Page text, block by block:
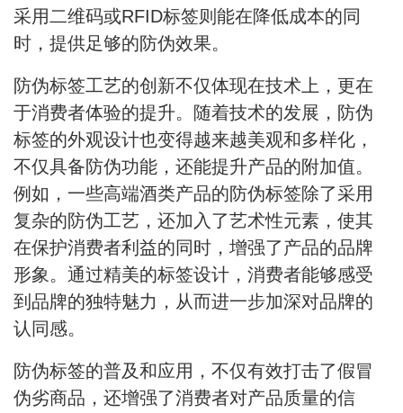
采用二维码或RFID标签则能在降低成本的同
时，提供足够的防伪效果。
防伪标签工艺的创新不仅体现在技术上，更在
于消费者体验的提升。随着技术的发展，防伪
标签的外观设计也变得越来越美观和多样化，
不仅具备防伪功能，还能提升产品的附加值。
例如，一些高端酒类产品的防伪标签除了采用
复杂的防伪工艺，还加入了艺术性元素，使其
在保护消费者利益的同时，增强了产品的品牌
形象。通过精美的标签设计，消费者能够感受
到品牌的独特魅力，从而进一步加深对品牌的
认同感。
防伪标签的普及和应用，不仅有效打击了假冒
伪劣商品，还增强了消费者对产品质量的信